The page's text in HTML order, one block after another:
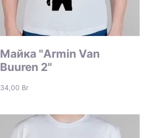
Майка "Armin Van
Buuren 2"
34,00 Br